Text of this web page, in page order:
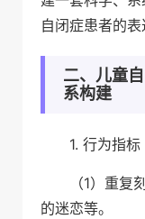
自闭症患者的表
二、儿童
系构建
1. 行为指标
（1）重
的迷恋等。